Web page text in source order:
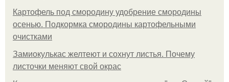
Картофель под смородину удобрение смородины
осенью. Подкормка смородины картофельными
очистками
Замиокулькас желтеют и сохнут листья. Почему
листочки меняют свой окрас